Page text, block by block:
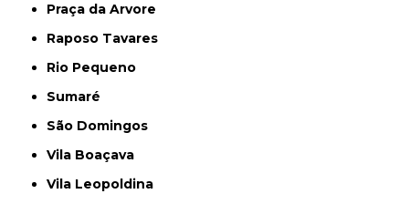
Praça da Arvore
Raposo Tavares
Rio Pequeno
Sumaré
São Domingos
Vila Boaçava
Vila Leopoldina